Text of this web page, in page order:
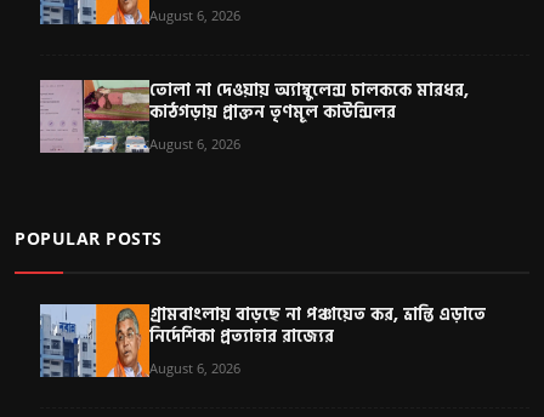
August 6, 2026
তোলা না দেওয়ায় অ্যাম্বুলেন্স চালককে মারধর,
কাঠগড়ায় প্রাক্তন তৃণমূল কাউন্সিলর
August 6, 2026
POPULAR POSTS
গ্রামবাংলায় বাড়ছে না পঞ্চায়েত কর, ভ্রান্তি এড়াতে
নির্দেশিকা প্রত্যাহার রাজ্যের
August 6, 2026